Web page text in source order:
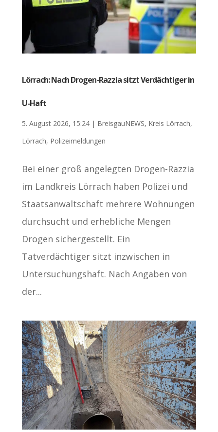
Lörrach: Nach Drogen-Razzia sitzt Verdächtiger in
U-Haft
5. August 2026, 15:24| BreisgauNEWS, Kreis Lörrach,
Lörrach, Polizeimeldungen
Bei einer groß angelegten Drogen-Razzia
im Landkreis Lörrach haben Polizei und
Staatsanwaltschaft mehrere Wohnungen
durchsucht und erhebliche Mengen
Drogen sichergestellt. Ein
Tatverdächtiger sitzt inzwischen in
Untersuchungshaft. Nach Angaben von
der...